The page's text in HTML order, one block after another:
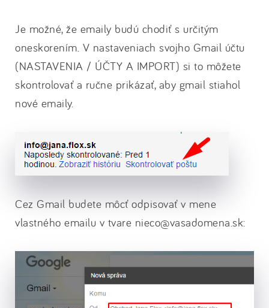
Je možné, že emaily budú chodiť s určitým
oneskorením. V nastaveniach svojho Gmail účtu
(NASTAVENIA / ÚČTY A IMPORT) si to môžete
skontrolovať a ručne prikázať, aby gmail stiahol
nové emaily.
Cez Gmail budete môcť odpisovať v mene
vlastného emailu v tvare nieco@vasadomena.sk: